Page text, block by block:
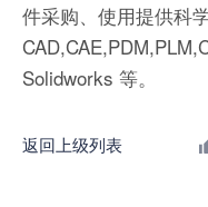
件采购、使用提供科
Solidworks 等。
返回上级列表